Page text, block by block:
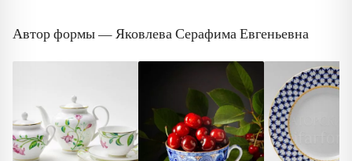
Автор формы — Яковлева Серафима Евгеньевна